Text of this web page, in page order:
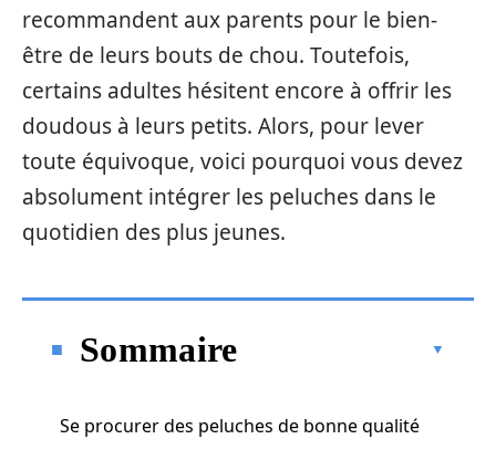
recommandent aux parents pour le bien-
être de leurs bouts de chou. Toutefois,
certains adultes hésitent encore à offrir les
doudous à leurs petits. Alors, pour lever
toute équivoque, voici pourquoi vous devez
absolument intégrer les peluches dans le
quotidien des plus jeunes.
Sommaire
Se procurer des peluches de bonne qualité